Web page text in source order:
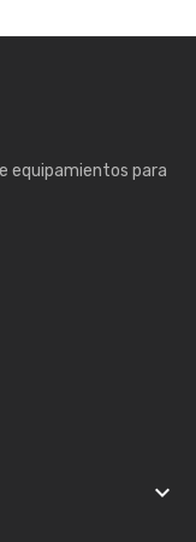
equipamientos para
